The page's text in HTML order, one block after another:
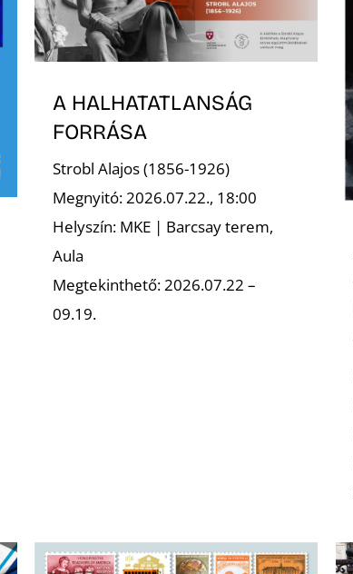
A HALHATATLANSÁG
FORRÁSA
Strobl Alajos (1856-1926)
Megnyitó: 2026.07.22., 18:00
Helyszín: MKE | Barcsay terem,
Aula
Megtekinthető: 2026.07.22 –
09.19.